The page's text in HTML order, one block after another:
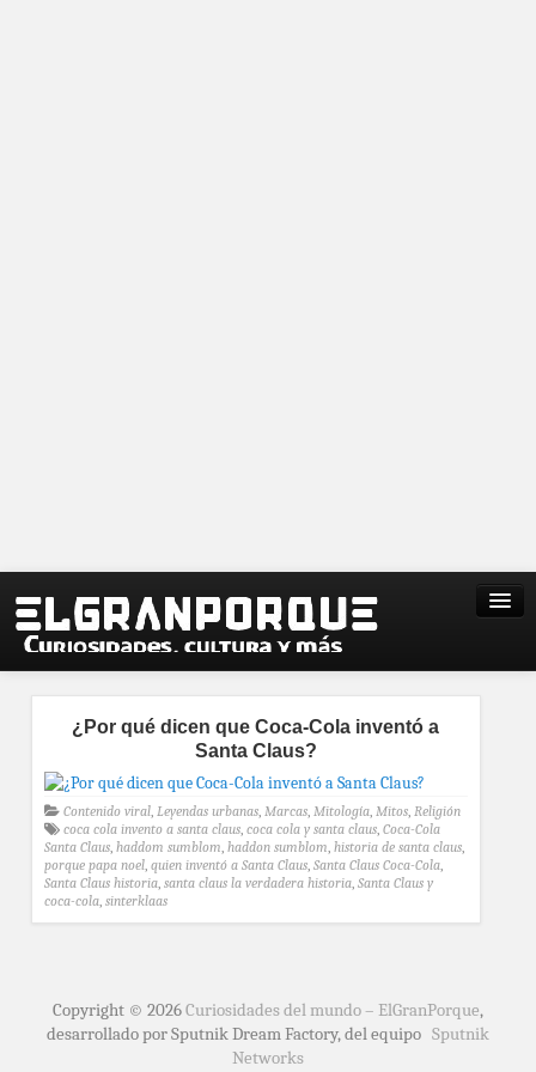
¿Por qué dicen que Coca-Cola inventó a
Santa Claus?
Contenido viral, Leyendas urbanas, Marcas, Mitología, Mitos, Religión
coca cola invento a santa claus, coca cola y santa claus, Coca-Cola
Santa Claus, haddom sumblom, haddon sumblom, historia de santa claus,
porque papa noel, quien inventó a Santa Claus, Santa Claus Coca-Cola,
Santa Claus historia, santa claus la verdadera historia, Santa Claus y
coca-cola, sinterklaas
Copyright © 2026Curiosidades del mundo – ElGranPorque,
desarrollado por Sputnik Dream Factory, del equipo Sputnik
Networks